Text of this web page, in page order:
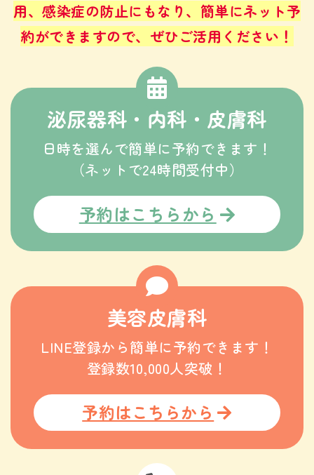
用、感染症の防止にもなり、 簡単にネット予
約ができますので、ぜひご活用ください！
泌尿器科・内科・皮膚科
日時を選んで簡単に予約できます！
（ネットで24時間受付中）
予約はこちらから
美容皮膚科
LINE登録から簡単に予約できます！
登録数10,000人突破！
予約はこちらから